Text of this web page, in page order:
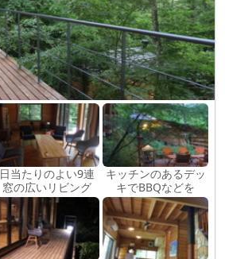
日当たりのよい9連
窓の広いリビング
キッチンのあるデッ
キでBBQなどを